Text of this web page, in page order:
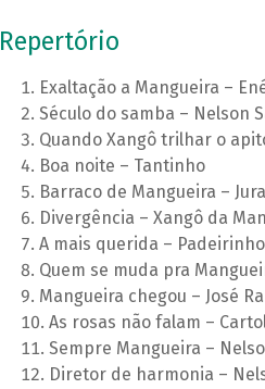
Repertório
Exaltação a Mangueira –
Século do samba – Nelson
Quando Xangô trilhar o
Boa noite – Tantinho
Barraco de Mangueira –
Divergência – Xangô da
A mais querida – Padeirinho
Quem se muda pra
Mangueira chegou – José
As rosas não falam –
Sempre Mangueira –
Diretor de harmonia –